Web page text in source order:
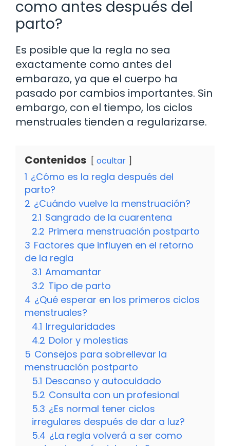
como antes después del
parto?
Es posible que la regla no sea
exactamente como antes del
embarazo, ya que el cuerpo ha
pasado por cambios importantes. Sin
embargo, con el tiempo, los ciclos
menstruales tienden a regularizarse.
Contenidos ocultar
1 ¿Cómo es la regla después del
parto?
2 ¿Cuándo vuelve la menstruación?
2.1 Sangrado de la cuarentena
2.2 Primera menstruación postparto
3 Factores que influyen en el retorno
de la regla
3.1 Amamantar
3.2 Tipo de parto
4 ¿Qué esperar en los primeros ciclos
menstruales?
4.1 Irregularidades
4.2 Dolor y molestias
5 Consejos para sobrellevar la
menstruación postparto
5.1 Descanso y autocuidado
5.2 Consulta con un profesional
5.3 ¿Es normal tener ciclos
irregulares después de dar a luz?
5.4 ¿La regla volverá a ser como